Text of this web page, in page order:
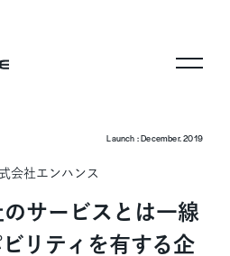
会社エンハンス
Launch : December. 2019
サービスとは一線
リティを有する企